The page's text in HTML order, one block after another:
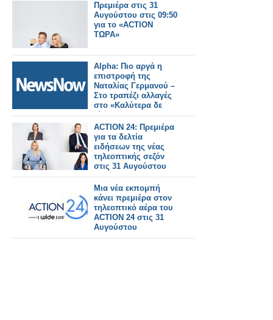
Πρεμιέρα στις 31
Αυγούστου στις 09:50
για το «ACTION
ΤΩΡΑ»
Alpha: Πιο αργά η
επιστροφή της
Ναταλίας Γερμανού –
Στο τραπέζι αλλαγές
στο «Καλύτερα δε
γίνεται»
ACTION 24: Πρεμιέρα
για τα δελτία
ειδήσεων της νέας
τηλεοπτικής σεζόν
στις 31 Αυγούστου
Μια νέα εκπομπή
κάνει πρεμιέρα στον
τηλεοπτικό αέρα του
ACTION 24 στις 31
Αυγούστου